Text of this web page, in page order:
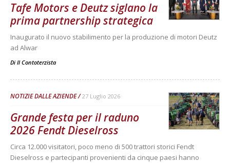
Tafe Motors e Deutz siglano la
prima partnership strategica
Inaugurato il nuovo stabilimento per la produzione di motori Deutz
ad Alwar
Di Il Contoterzista
NOTIZIE DALLE AZIENDE 27 Luglio 2026
Grande festa per il raduno
2026 Fendt Dieselross
Circa 12.000 visitatori, poco meno di 500 trattori storici Fendt
Dieselross e partecipanti provenienti da cinque paesi hanno